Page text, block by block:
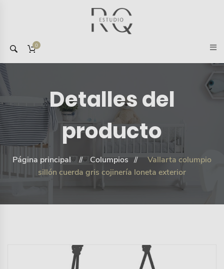
0
Detalles del
producto
Página principal Columpios
Vallarta columpio
sillón cuerda gris cojinería loneta exterior